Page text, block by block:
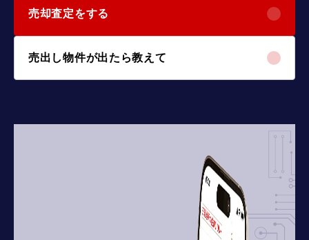
売却査定をする
売出し物件が出たら教えて